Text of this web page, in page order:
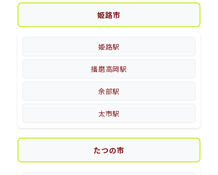
姫路市
姫路駅
播磨高岡駅
余部駅
太市駅
たつの市